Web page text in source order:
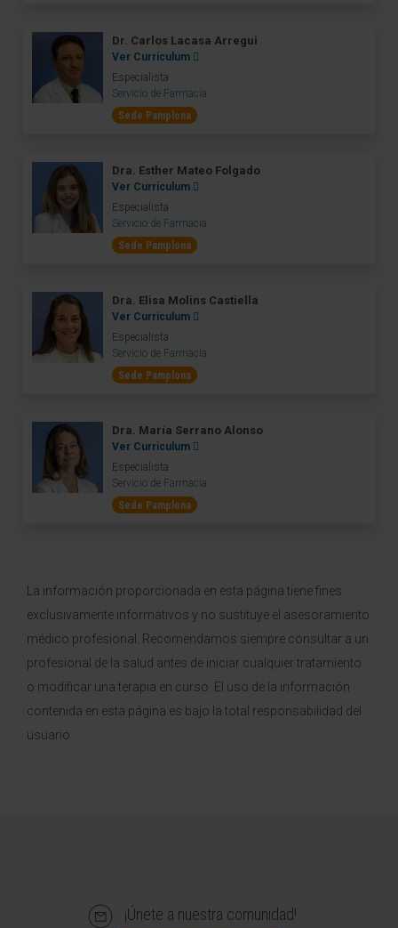
Dr. Carlos Lacasa Arregui
Ver Curriculum
Especialista
Servicio de Farmacia
Sede Pamplona
Dra. Esther Mateo Folgado
Ver Curriculum
Especialista
Servicio de Farmacia
Sede Pamplona
Dra. Elisa Molins Castiella
Ver Curriculum
Especialista
Servicio de Farmacia
Sede Pamplona
Dra. María Serrano Alonso
Ver Curriculum
Especialista
Servicio de Farmacia
Sede Pamplona
La información proporcionada en esta página tiene fines
exclusivamente informativos y no sustituye el asesoramiento
médico profesional. Recomendamos siempre consultar a un
profesional de la salud antes de iniciar cualquier tratamiento
o modificar una terapia en curso. El uso de la información
contenida en esta página es bajo la total responsabilidad del
usuario.
¡Únete a nuestra comunidad!